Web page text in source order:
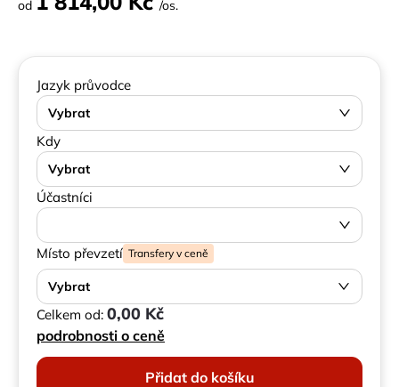
od /os.
Jazyk průvodce
Vybrat
Kdy
Vybrat
Účastníci
Místo převzetí Transfery v ceně
Vybrat
Celkem od: 0,00 Kč
podrobnosti o ceně
Přidat do košíku